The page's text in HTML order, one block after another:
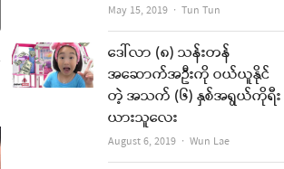
May 15, 2019 Author
Tun Tun
ဒေါ်လာ (၈) သန်းတန်
အဆောက်အဦးကို ဝယ်ယူနိုင်
တဲ့ အသက် (၆) နှစ်အရွယ်ကိုရီး
ယားသူလေး
August 6, 2019 Author
Wun Lae